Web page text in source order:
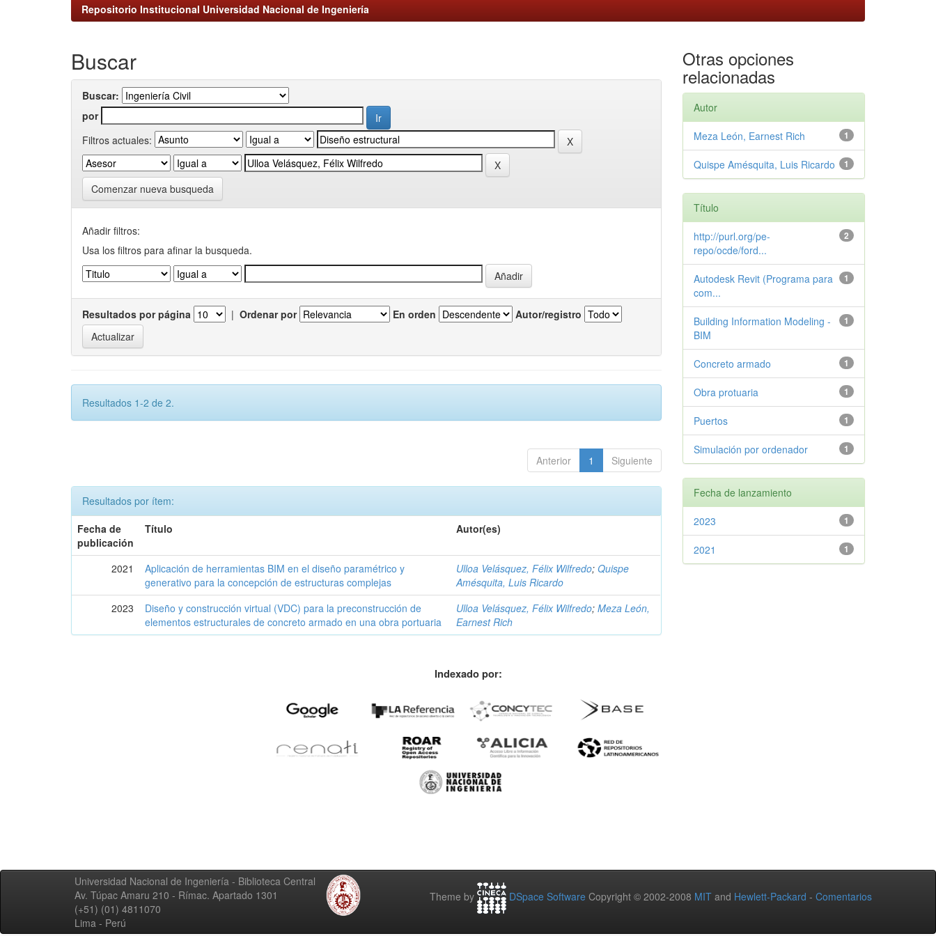
Repositorio Institucional Universidad Nacional de Ingeniería
Buscar
Buscar:
por
Filtros actuales:
Comenzar nueva busqueda
Añadir filtros:
Usa los filtros para afinar la busqueda.
Resultados por página | Ordenar por En orden Autor/registro
Resultados 1-2 de 2.
Anterior 1 Siguiente
Resultados por ítem:
Fecha de
publicación
Título Autor(es)
2021
Aplicación de herramientas BIM en el diseño paramétrico y
generativo para la concepción de estructuras complejas
Ulloa Velásquez, Félix Wilfredo;Quispe
Amésquita, Luis Ricardo
2023
Diseño y construcción virtual (VDC) para la preconstrucción de
elementos estructurales de concreto armado en una obra portuaria
Ulloa Velásquez, Félix Wilfredo;Meza León,
Earnest Rich
Otras opciones
relacionadas
Autor
1
Meza León, Earnest Rich
1
Quispe Amésquita, Luis Ricardo
Título
2
http://purl.org/pe-
repo/ocde/ford...
1
Autodesk Revit (Programa para
com...
1
Building Information Modeling -
BIM
1
Concreto armado
1
Obra protuaria
1
Puertos
1
Simulación por ordenador
Fecha de lanzamiento
1
2023
1
2021
Indexado por:
Universidad Nacional de Ingeniería - Biblioteca Central
Av. Túpac Amaru 210 - Rímac. Apartado 1301
(+51) (01) 4811070
Lima - Perú
Theme by DSpace Software Copyright © 2002-2008 MIT and Hewlett-Packard - Comentarios